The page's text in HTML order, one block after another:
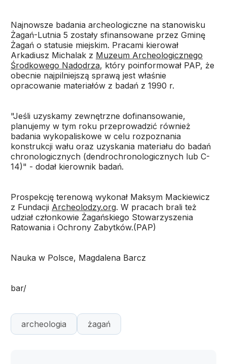
Najnowsze badania archeologiczne na stanowisku
Żagań-Lutnia 5 zostały sfinansowane przez Gminę
Żagań o statusie miejskim. Pracami kierował
Arkadiusz Michalak z Muzeum Archeologicznego
Środkowego Nadodrza, który poinformował PAP, że
obecnie najpilniejszą sprawą jest właśnie
opracowanie materiałów z badań z 1990 r.
"Jeśli uzyskamy zewnętrzne dofinansowanie,
planujemy w tym roku przeprowadzić również
badania wykopaliskowe w celu rozpoznania
konstrukcji wału oraz uzyskania materiału do badań
chronologicznych (dendrochronologicznych lub C-
14)" - dodał kierownik badań.
Prospekcję terenową wykonał Maksym Mackiewicz
z Fundacji Archeolodzy.org. W pracach brali też
udział członkowie Żagańskiego Stowarzyszenia
Ratowania i Ochrony Zabytków.(PAP)
Nauka w Polsce, Magdalena Barcz
bar/
archeologia żagań